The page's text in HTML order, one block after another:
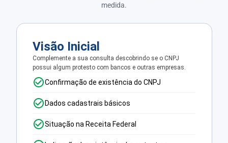
medida.
Visão Inicial
Complemente a sua consulta descobrindo se o CNPJ
possui algum protesto com bancos e outras empresas.
Confirmação de existência do CNPJ
Dados cadastrais básicos
Situação na Receita Federal